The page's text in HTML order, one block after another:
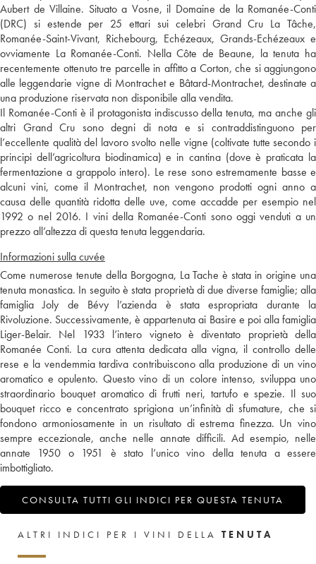
Aubert de Villaine. Situato a Vosne, il Domaine de la Romanée-Conti
(DRC) si estende per 25 ettari sui celebri Grand Cru La Tâche,
Romanée-Saint-Vivant, Richebourg, Echézeaux, Grands-Echézeaux e
ovviamente La Romanée-Conti. Nella Côte de Beaune, la tenuta ha
recentemente ottenuto tre parcelle in affitto a Corton, che si aggiungono
alle leggendarie vigne di Montrachet e Bâtard-Montrachet, destinate a
una produzione riservata non disponibile alla vendita.
Il Romanée-Conti è il protagonista indiscusso della tenuta, ma anche gli
altri Grand Cru sono degni di nota e si contraddistinguono per
l’eccellente qualità del lavoro svolto nelle vigne (coltivate tutte secondo i
principi dell’agricoltura biodinamica) e in cantina (dove è praticata la
fermentazione a grappolo intero). Le rese sono estremamente basse e
alcuni vini, come il Montrachet, non vengono prodotti ogni anno a
causa delle quantità ridotta delle uve, come accadde per esempio nel
1992 o nel 2016. I vini della Romanée-Conti sono oggi venduti a un
prezzo all’altezza di questa tenuta leggendaria.
Informazioni sulla cuvée
Come numerose tenute della Borgogna, La Tache è stata in origine una
tenuta monastica. In seguito è stata proprietà di due diverse famiglie; alla
famiglia Joly de Bévy l’azienda è stata espropriata durante la
Rivoluzione. Successivamente, è appartenuta ai Basire e poi alla famiglia
Liger-Belair. Nel 1933 l’intero vigneto è diventato proprietà della
Romanée Conti. La cura attenta dedicata alla vigna, il controllo delle
rese e la vendemmia tardiva contribuiscono alla produzione di un vino
aromatico e opulento. Questo vino di un colore intenso, sviluppa uno
straordinario bouquet aromatico di frutti neri, tartufo e spezie. Il suo
bouquet ricco e concentrato sprigiona un’infinità di sfumature, che si
fondono armoniosamente in un risultato di estrema finezza. Un vino
sempre eccezionale, anche nelle annate difficili. Ad esempio, nelle
annate 1950 o 1951 è stato l’unico vino della tenuta a essere
imbottigliato.
CONSULTA TUTTI GLI INDICI PER QUESTA TENUTA
ALTRI INDICI PER I VINI DELLA TENUTA